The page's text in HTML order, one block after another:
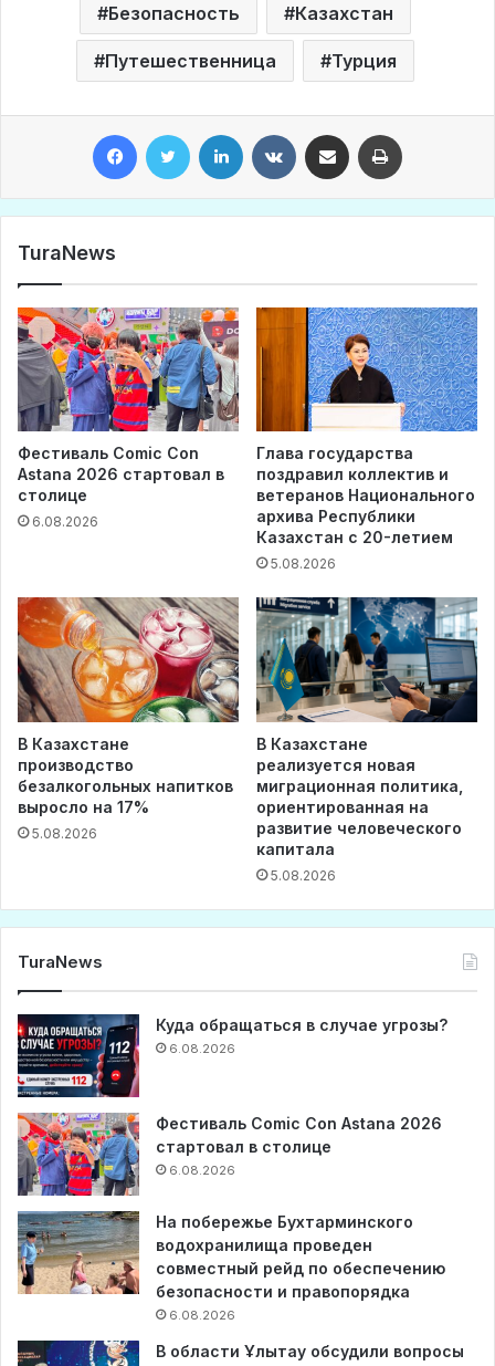
Безопасность Казахстан
Путешественница Турция
TuraNews
Фестиваль Comic Con
Astana 2026 стартовал в
столице
6.08.2026
Глава государства
поздравил коллектив и
ветеранов Национального
архива Республики
Казахстан с 20-летием
5.08.2026
В Казахстане
производство
безалкогольных напитков
выросло на 17%
5.08.2026
В Казахстане
реализуется новая
миграционная политика,
ориентированная на
развитие человеческого
капитала
5.08.2026
TuraNews
Куда обращаться в случае угрозы?
6.08.2026
Фестиваль Comic Con Astana 2026
стартовал в столице
6.08.2026
На побережье Бухтарминского
водохранилища проведен
совместный рейд по обеспечению
безопасности и правопорядка
6.08.2026
В области Ұлытау обсудили вопросы